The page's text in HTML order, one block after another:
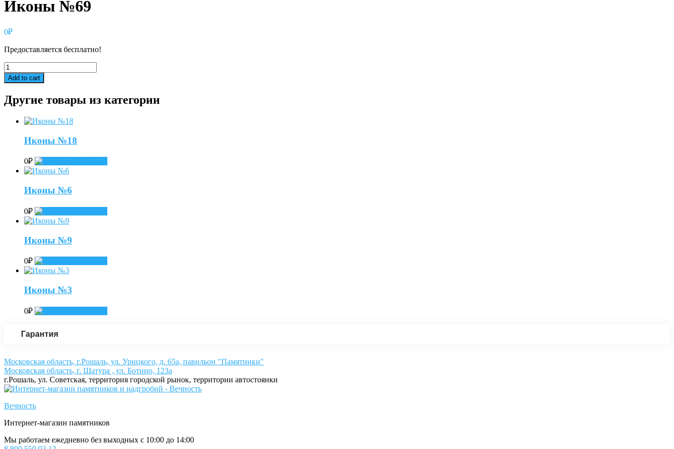
Иконы №69
0₽
Предоставляется бесплатно!
Иконы
№69
quantity
Add to cart
Другие товары из категории
Иконы №18
0₽
Иконы №6
0₽
Иконы №9
0₽
Иконы №3
0₽
Гарантия
Московская область, г.Рошаль, ул. Урицкого, д. 65а, павильон "Памятники"
Московская область, г. Шатура , ул. Ботино, 123а
г.Рошаль, ул. Советская, территория городской рынок, территории автостоянки
Вечность
Интернет-магазин памятников
Мы работаем ежедневно без выходных с 10:00 до 14:00